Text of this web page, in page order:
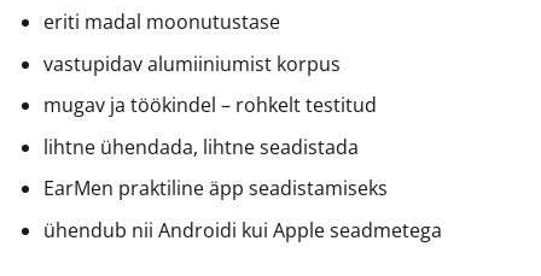
eriti madal moonutustase
vastupidav alumiiniumist korpus
mugav ja töökindel – rohkelt testitud
lihtne ühendada, lihtne seadistada
EarMen praktiline äpp seadistamiseks
ühendub nii Androidi kui Apple seadmetega